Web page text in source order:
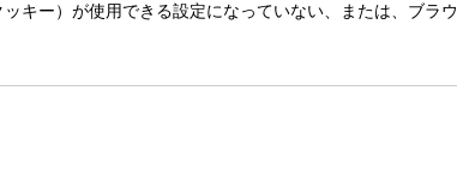
キー）が使用できる設定になっていない、または、ブラ